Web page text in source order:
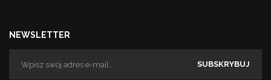
NEWSLETTER
SUBSKRYBUJ